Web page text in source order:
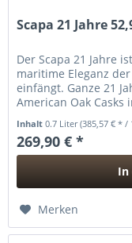
Scapa 21 Jahre
Der Scapa 21 Jahre
maritime Eleganz
einfängt. Ganze 21
American Oak
Inhalt0.7 Liter(385,57 € * /
269,90 € *
In
Merken